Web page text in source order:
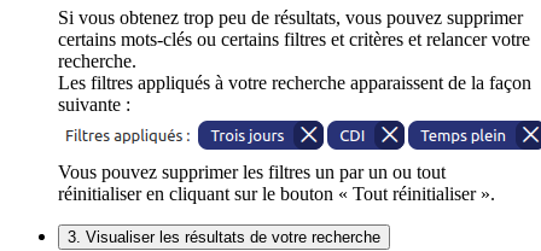
Si vous obtenez trop peu de résultats, vous pouvez supprimer
certains mots-clés ou certains filtres et critères et relancer votre
recherche.
Les filtres appliqués à votre recherche apparaissent de la façon
suivante :
Vous pouvez supprimer les filtres un par un ou tout
réinitialiser en cliquant sur le bouton « Tout réinitialiser ».
3. Visualiser les résultats de votre recherche